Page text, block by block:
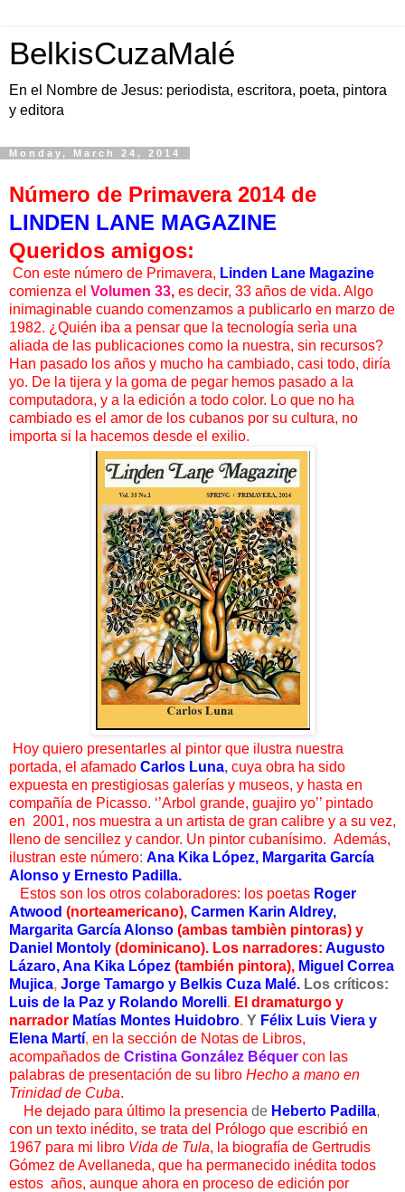
BelkisCuzaMalé
En el Nombre de Jesus: periodista, escritora, poeta, pintora
y editora
Monday, March 24, 2014
Número de Primavera 2014 de
LINDEN LANE MAGAZINE
Queridos amigos:
Con este número de Primavera, Linden Lane Magazine
comienza el Volumen 33, es decir, 33 años de vida. Algo
inimaginable cuando comenzamos a publicarlo en marzo de
1982. ¿Quién iba a pensar que la tecnología serìa una
aliada de las publicaciones como la nuestra, sin recursos?
Han pasado los años y mucho ha cambiado, casi todo, diría
yo. De la tijera y la goma de pegar hemos pasado a la
computadora, y a la edición a todo color. Lo que no ha
cambiado es el amor de los cubanos por su cultura, no
importa si la hacemos desde el exilio.
Hoy quiero presentarles al pintor que ilustra nuestra
portada, el afamado Carlos Luna, cuya obra ha sido
expuesta en prestigiosas galerías y museos, y hasta en
compañía de Picasso. ‘’Arbol grande, guajiro yo’’ pintado
en 2001, nos muestra a un artista de gran calibre y a su vez,
lleno de sencillez y candor. Un pintor cubanísimo. Además,
ilustran este número: Ana Kika López, Margarita García
Alonso y Ernesto Padilla.
Estos son los otros colaboradores: los poetas Roger
Atwood (norteamericano), Carmen Karin Aldrey,
Margarita García Alonso (ambas tambièn pintoras) y
Daniel Montoly (dominicano). Los narradores: Augusto
Lázaro, Ana Kika López (también pintora), Miguel Correa
Mujica, Jorge Tamargo y Belkis Cuza Malé. Los críticos:
Luis de la Paz y Rolando Morelli. El dramaturgo y
narrador Matías Montes Huidobro. Y Félix Luis Viera y
Elena Martí, en la sección de Notas de Libros,
acompañados de Cristina González Béquer con las
palabras de presentación de su libro Hecho a mano en
Trinidad de Cuba.
He dejado para último la presencia de Heberto Padilla,
con un texto inédito, se trata del Prólogo que escribió en
1967 para mi libro Vida de Tula, la biografía de Gertrudis
Gómez de Avellaneda, que ha permanecido inédita todos
estos años, aunque ahora en proceso de edición por